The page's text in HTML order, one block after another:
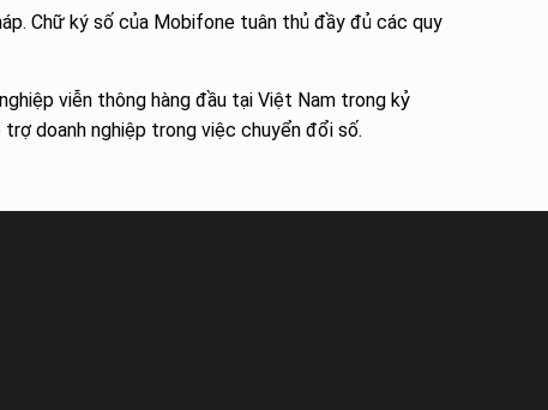
Chữ ký số của Mobifone tuân thủ đầy đủ các quy
viễn thông hàng đầu tại Việt Nam trong kỷ
doanh nghiệp trong việc chuyển đổi số.